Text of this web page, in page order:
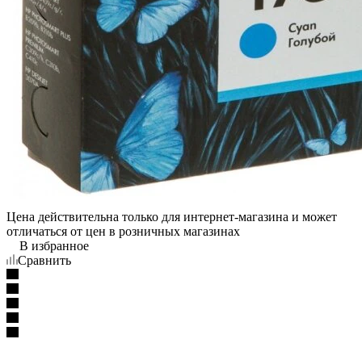
Цена действительна только для интернет-магазина и может
отличаться от цен в розничных магазинах
В избранное
Сравнить